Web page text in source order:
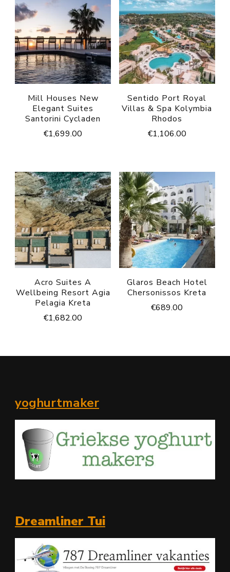
Mill Houses New
Elegant Suites
Santorini Cycladen
€1,699.00
Sentido Port Royal
Villas & Spa Kolymbia
Rhodos
€1,106.00
Acro Suites A
Wellbeing Resort Agia
Pelagia Kreta
€1,682.00
Glaros Beach Hotel
Chersonissos Kreta
€689.00
yoghurtmaker
Dreamliner Tui